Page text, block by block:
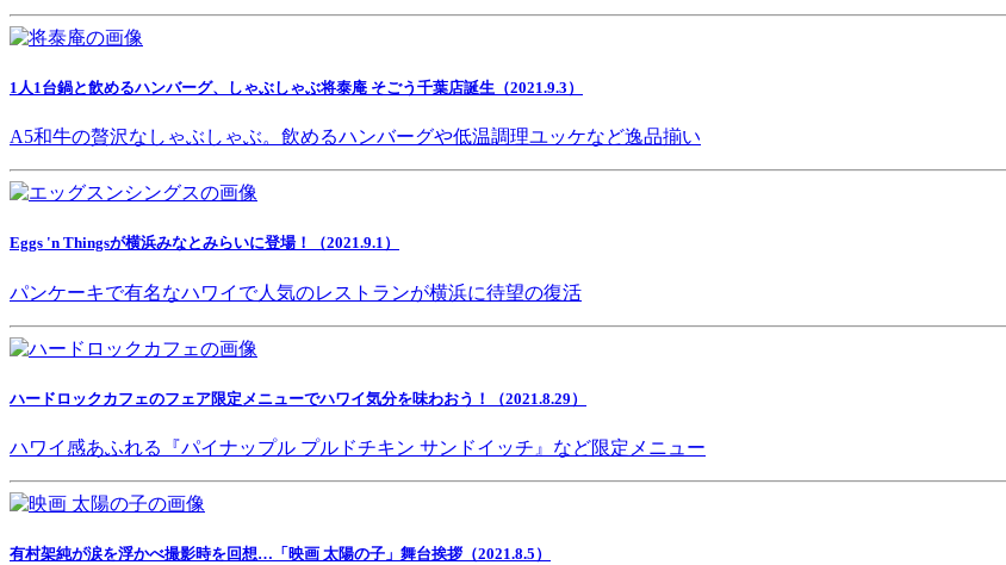
1人1台鍋と飲めるハンバーグ、しゃぶしゃぶ将泰庵 そごう千葉店誕生（2021.9.3）
A5和牛の贅沢なしゃぶしゃぶ。飲めるハンバーグや低温調理ユッケなど逸品揃い
Eggs 'n Thingsが横浜みなとみらいに登場！（2021.9.1）
パンケーキで有名なハワイで人気のレストランが横浜に待望の復活
ハードロックカフェのフェア限定メニューでハワイ気分を味わおう！（2021.8.29）
ハワイ感あふれる『パイナップル プルドチキン サンドイッチ』など限定メニュー
有村架純が涙を浮かべ撮影時を回想…「映画 太陽の子」舞台挨拶（2021.8.5）